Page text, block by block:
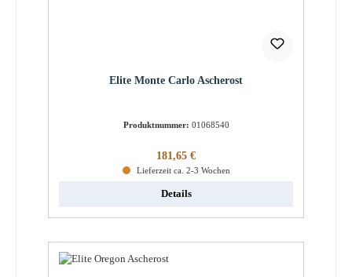
Elite Monte Carlo Ascherost
Produktnummer: 01068540
Regulärer Preis:
181,65 €
Lieferzeit ca. 2-3 Wochen
Details